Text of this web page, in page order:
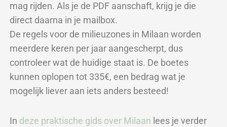
mag rijden. Als je de PDF aanschaft, krijg je die
direct daarna in je mailbox.
De regels voor de milieuzones in Milaan worden
meerdere keren per jaar aangescherpt, dus
controleer wat de huidige staat is. De boetes
kunnen oplopen tot 335€, een bedrag wat je
mogelijk liever aan iets anders besteed!
In deze praktische gids over Milaan lees je verder